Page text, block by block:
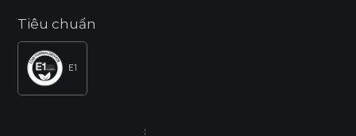
Tiêu chuẩn
E1